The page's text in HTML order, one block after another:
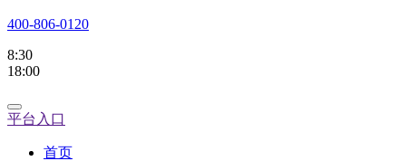
400-806-0120
8:30
18:00
平台入口
首页